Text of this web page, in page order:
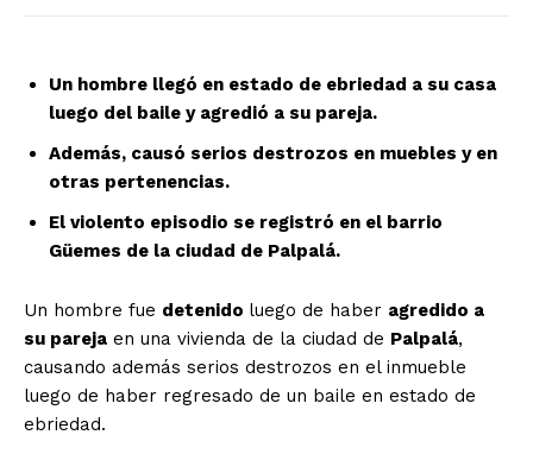
Un hombre llegó en estado de ebriedad a su casa
luego del baile y agredió a su pareja.
Además, causó serios destrozos en muebles y en
otras pertenencias.
El violento episodio se registró en el barrio
Güemes de la ciudad de Palpalá.
Un hombre fue detenido luego de haber agredido a
su pareja en una vivienda de la ciudad de Palpalá,
causando además serios destrozos en el inmueble
luego de haber regresado de un baile en estado de
ebriedad.